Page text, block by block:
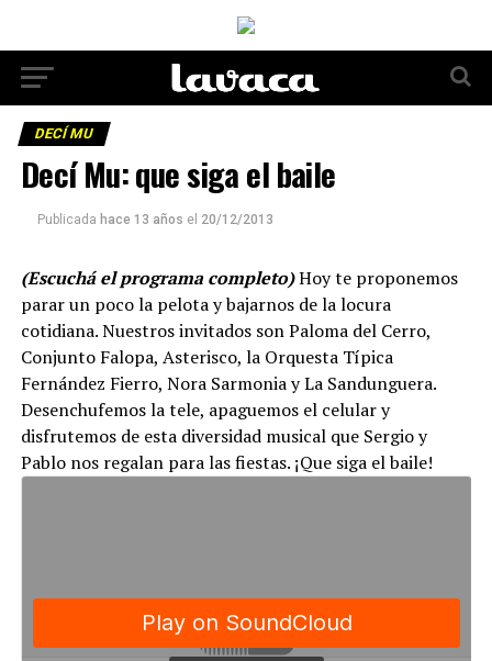
DECÍ MU
Decí Mu: que siga el baile
Publicada hace 13 años el 20/12/2013
(Escuchá el programa completo)Hoy te proponemos
parar un poco la pelota y bajarnos de la locura
cotidiana. Nuestros invitados son Paloma del Cerro,
Conjunto Falopa, Asterisco, la Orquesta Típica
Fernández Fierro, Nora Sarmonia y La Sandunguera.
Desenchufemos la tele, apaguemos el celular y
disfrutemos de esta diversidad musical que Sergio y
Pablo nos regalan para las fiestas. ¡Que siga el baile!